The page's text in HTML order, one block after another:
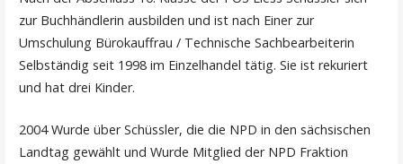
zur Buchhändlerin ausbilden und ist nach Einer zur
Umschulung Bürokauffrau / Technische Sachbearbeiterin
Selbständig seit 1998 im Einzelhandel tätig. Sie ist rekuriert
und hat drei Kinder.
2004 Wurde über Schüssler, die die NPD in den sächsischen
Landtag gewählt und Wurde Mitglied der NPD Fraktion